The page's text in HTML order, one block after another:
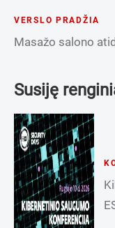
VERSLO PRADŽIA
Masažo salono
Susiję